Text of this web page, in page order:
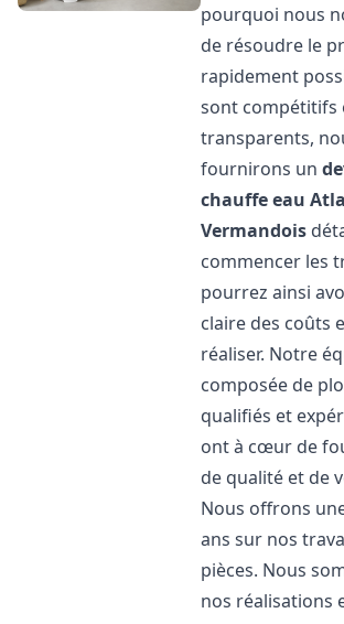
pourquoi nous
de résoudre le
rapidement
sont compétitifs
transparents,
fournirons un
chauffe eau
Vermandois
commencer les
pourrez ainsi
claire des coûts
réaliser. Notre
composée de
qualifiés et
ont à cœur de
de qualité et de
Nous offrons
ans sur nos
pièces. Nous
nos réalisations